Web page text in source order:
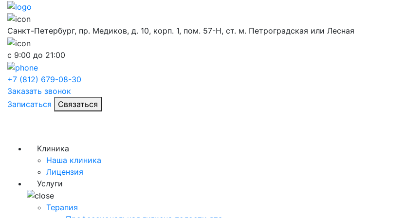
Санкт-Петербург, пр. Медиков, д. 10, корп. 1, пом. 57-Н, ст. м. Петроградская или Лесная
с 9:00 до 21:00
+7 (812) 679-08-30
Заказать звонок
Записаться
Связаться
Клиника
Наша клиника
Лицензия
Услуги
Терапия